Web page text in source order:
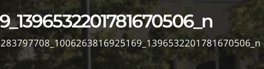
283797708_1006263816925169_1396532201781670506_n